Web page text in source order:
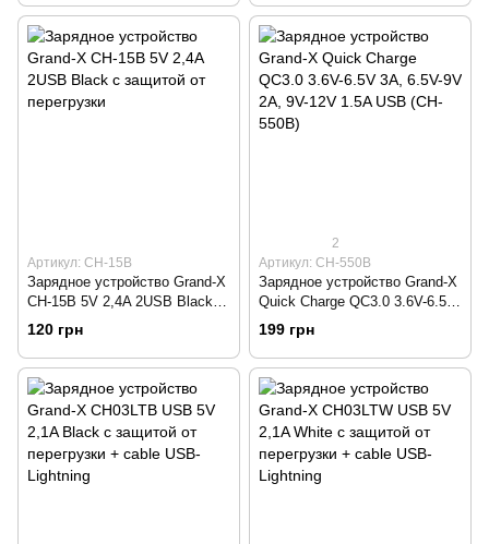
Артикул: CH-15B
Зарядное устройство Grand-X
CH-15B 5V 2,4A 2USB Black с
защитой от перегрузки
120 грн
2
Артикул: CH-550B
Зарядное устройство Grand-X
Quick Charge QС3.0 3.6V-6.5V
3A, 6.5V-9V 2A, 9V-12V 1.5A
USB (CH-550B)
199 грн